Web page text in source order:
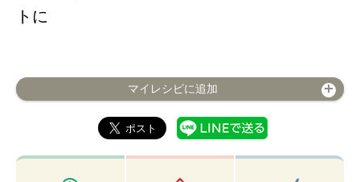
トに
マイレシピに追加